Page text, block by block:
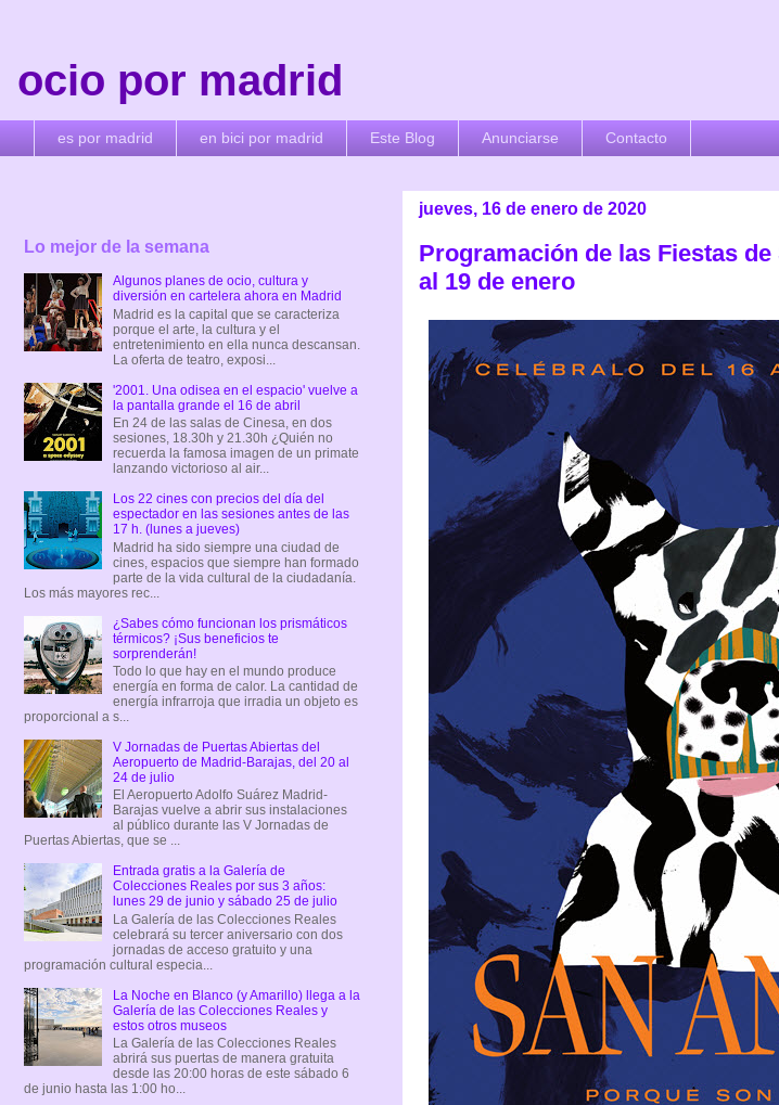
ocio por madrid
es por madrid en bici por madrid Este Blog Anunciarse Contacto
jueves, 16 de enero de 2020
Programación de las Fiestas de
al 19 de enero
Lo mejor de la semana
Algunos planes de ocio, cultura y
diversión en cartelera ahora en Madrid
Madrid es la capital que se caracteriza
porque el arte, la cultura y el
entretenimiento en ella nunca descansan.
La oferta de teatro, exposi...
'2001. Una odisea en el espacio' vuelve a
la pantalla grande el 16 de abril
En 24 de las salas de Cinesa, en dos
sesiones, 18.30h y 21.30h ¿Quién no
recuerda la famosa imagen de un primate
lanzando victorioso al air...
Los 22 cines con precios del día del
espectador en las sesiones antes de las
17 h. (lunes a jueves)
Madrid ha sido siempre una ciudad de
cines, espacios que siempre han formado
parte de la vida cultural de la ciudadanía.
Los más mayores rec...
¿Sabes cómo funcionan los prismáticos
térmicos? ¡Sus beneficios te
sorprenderán!
Todo lo que hay en el mundo produce
energía en forma de calor. La cantidad de
energía infrarroja que irradia un objeto es
proporcional a s...
V Jornadas de Puertas Abiertas del
Aeropuerto de Madrid-Barajas, del 20 al
24 de julio
El Aeropuerto Adolfo Suárez Madrid-
Barajas vuelve a abrir sus instalaciones
al público durante las V Jornadas de
Puertas Abiertas, que se ...
Entrada gratis a la Galería de
Colecciones Reales por sus 3 años:
lunes 29 de junio y sábado 25 de julio
La Galería de las Colecciones Reales
celebrará su tercer aniversario con dos
jornadas de acceso gratuito y una
programación cultural especia...
La Noche en Blanco (y Amarillo) llega a la
Galería de las Colecciones Reales y
estos otros museos
La Galería de las Colecciones Reales
abrirá sus puertas de manera gratuita
desde las 20:00 horas de este sábado 6
de junio hasta las 1:00 ho...